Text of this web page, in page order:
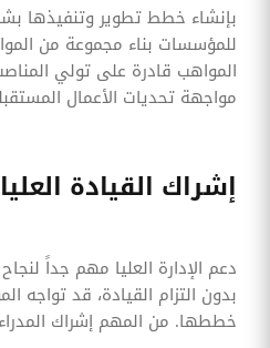
بإنشاء خطط تطوير وتنفيذها
للمؤسسات بناء مجموعة من
المواهب قادرة على تولي
مواجهة تحديات الأعمال
إشراك القيادة العليا
دعم الإدارة العليا مهم جداً
بدون التزام القيادة، قد
خططها. من المهم إشراك